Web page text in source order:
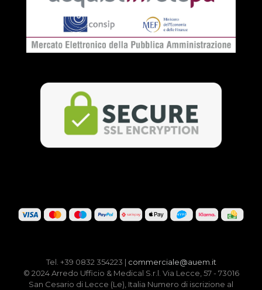
Tel. +39 0832 354223 | commerciale@auem.it
© 2024 Arredo Ufficio & Medical S.r.l. Via Lecce, 57 - 73016
San Cesario di Lecce (Le), Italia Numero di iscrizione al